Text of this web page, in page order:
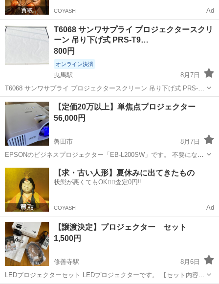
COYASH Ad
T6068 サンワサプライ プロジェクタースクリ
ーン 吊り下げ式 PRS-T9…
800円
オンライン決済
曳馬駅
8月7日
T6068 サンワサプライ プロジェクタースクリーン 吊り下げ式 PRS-
T90 本体のみ その他付属品欠品 中古現状渡し ※ご購入前にショップ
紹介文のご確認をお願い致します。 ＜商品内容＞ 「サンワサプライ
静岡 浜松市 曳馬駅 プロジェクター、ホームシアター
【定価20万以上】単焦点プロジェクター
56,000円
磐田市
8月7日
EPSONのビジネスプロジェクター「EB-L200SW」です。 不要になっ
たため出品します。 * メーカー：EPSON * 型番：EB-L200SW * 光
源：レーザー * 使用時間：40時間以下（非常に少ない使用時間で...
静岡 磐田市 プロジェクター、ホームシアター
【求・古い人形】夏休みに出てきたもの
状態が悪くてもOK🙆‍♀️査定0円‼️
COYASH Ad
【譲渡決定】プロジェクター セット
1,500円
修善寺駅
8月6日
LEDプロジェクターセット LEDプロジェクターです。 【セット内容】